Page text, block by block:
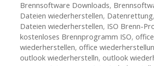
Brennsoftware Downloads,
Dateien wiederherstellen, Datenrettung,
Dateien wiederherstellen, ISO Brenn-
kostenloses Brennprogramm ISO, office
wiederherstellen, office
outlook wiederherstelln, outlook